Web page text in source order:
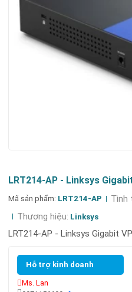
LRT214-AP - Linksys
Mã sản phẩm: LRT214-AP Tình
Thương hiệu: Linksys
LRT214-AP - Linksys Gigabit
Hỗ trợ kinh doanh
Ms. Lan